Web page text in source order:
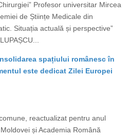
Profesor universitar Mircea
de Științe Medicale din
Situația actuală și perspective”
spațiului românesc în
este dedicat Zilei Europei
reactualizat pentru anul
și Academia Română